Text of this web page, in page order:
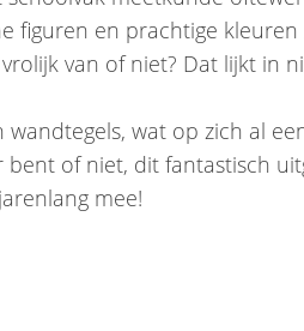
figuren en prachtige kleuren
van of niet? Dat lijkt in
wat op zich al
of niet, dit fantastisch
mee!